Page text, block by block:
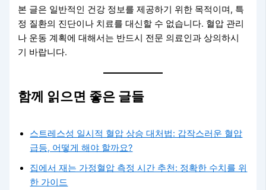
본 글은 일반적인 건강 정보를 제공하기 위한 목적이며, 특
정 질환의 진단이나 치료를 대신할 수 없습니다. 혈압 관리
나 운동 계획에 대해서는 반드시 전문 의료인과 상의하시
기 바랍니다.
함께 읽으면 좋은 글들
스트레스성 일시적 혈압 상승 대처법: 갑작스러운 혈압
급등, 어떻게 해야 할까요?
집에서 재는 가정혈압 측정 시간 추천: 정확한 수치를 위
한 가이드